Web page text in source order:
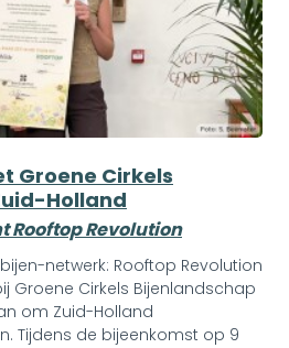
Groene Cirkels
Holland
Rooftop Revolution
netwerk: Rooftop Revolution
Groene Cirkels Bijenlandschap
om Zuid-Holland
Tijdens de bijeenkomst op 9